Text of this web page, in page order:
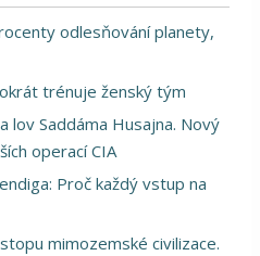
odlesňování planety,
trénuje ženský tým
lov Saddáma Husajna. Nový
operací CIA
Proč každý vstup na
mimozemské civilizace.